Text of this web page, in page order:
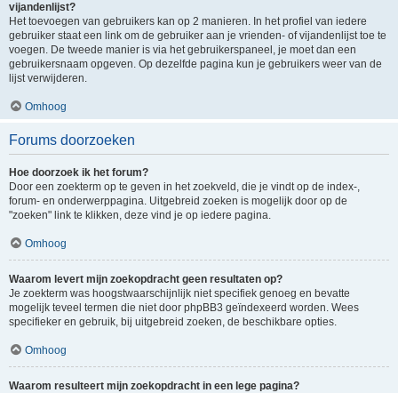
vijandenlijst?
Het toevoegen van gebruikers kan op 2 manieren. In het profiel van iedere
gebruiker staat een link om de gebruiker aan je vrienden- of vijandenlijst toe te
voegen. De tweede manier is via het gebruikerspaneel, je moet dan een
gebruikersnaam opgeven. Op dezelfde pagina kun je gebruikers weer van de
lijst verwijderen.
Omhoog
Forums doorzoeken
Hoe doorzoek ik het forum?
Door een zoekterm op te geven in het zoekveld, die je vindt op de index-,
forum- en onderwerppagina. Uitgebreid zoeken is mogelijk door op de
"zoeken" link te klikken, deze vind je op iedere pagina.
Omhoog
Waarom levert mijn zoekopdracht geen resultaten op?
Je zoekterm was hoogstwaarschijnlijk niet specifiek genoeg en bevatte
mogelijk teveel termen die niet door phpBB3 geïndexeerd worden. Wees
specifieker en gebruik, bij uitgebreid zoeken, de beschikbare opties.
Omhoog
Waarom resulteert mijn zoekopdracht in een lege pagina?